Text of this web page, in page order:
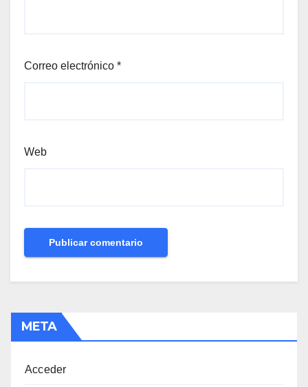
Correo electrónico *
Web
META
Acceder